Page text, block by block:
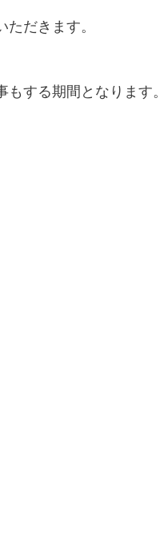
だきます。
する期間となります。